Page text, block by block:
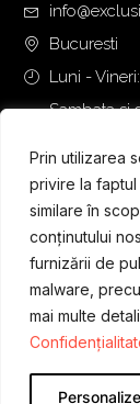
Prin utilizarea
privire la
similare în
conținutului
furnizării de
malware,
mai multe
Bucuresti
Luni -
Sambata si